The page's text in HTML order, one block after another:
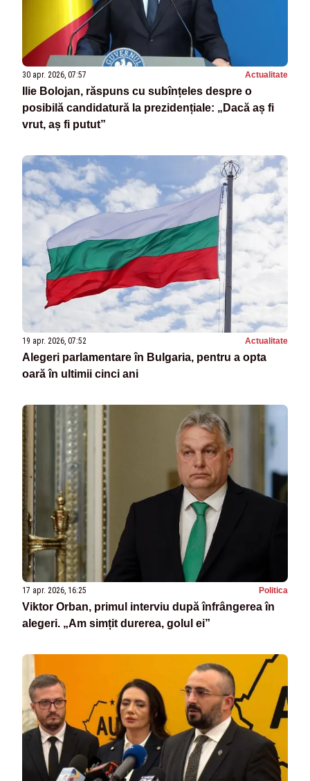
30 apr. 2026, 07:57 Actualitate
Ilie Bolojan, răspuns cu subînțeles despre o
posibilă candidatură la prezidențiale: „Dacă aș fi
vrut, aș fi putut”
19 apr. 2026, 07:52 Actualitate
Alegeri parlamentare în Bulgaria, pentru a opta
oară în ultimii cinci ani
17 apr. 2026, 16:25 Politica
Viktor Orban, primul interviu după înfrângerea în
alegeri. „Am simțit durerea, golul ei”